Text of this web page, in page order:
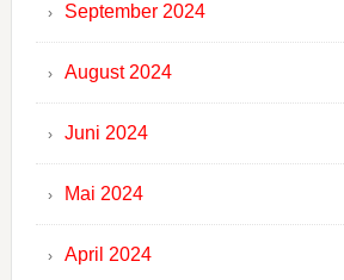
September 2024
August 2024
Juni 2024
Mai 2024
April 2024